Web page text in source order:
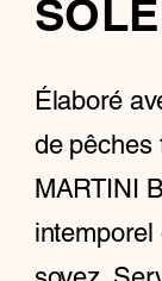
Élaboré
de pêches
MARTINI
intemporel